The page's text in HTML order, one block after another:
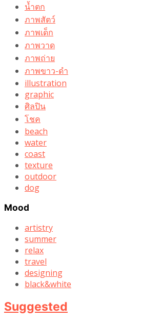
น้ำตก
ภาพสัตว์
ภาพเด็ก
ภาพวาด
ภาพถ่าย
ภาพขาว-ดำ
illustration
graphic
ศิลปิน
โชค
beach
water
coast
texture
outdoor
dog
Mood
artistry
summer
relax
travel
designing
black&white
Suggested